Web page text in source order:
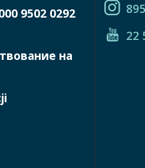
9502 0292
на
22